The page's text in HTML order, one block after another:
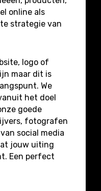
online als
strategie van
logo of
maar dit is
We
het doel
goede
fotografen
social media
jouw uiting
Een perfect